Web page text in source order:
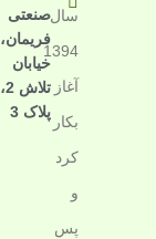
سال
1394
آغاز
بکار
کرد
و
پس
صنعتی
فریمان،
خیابان
تلاش 2،
پلاک 3